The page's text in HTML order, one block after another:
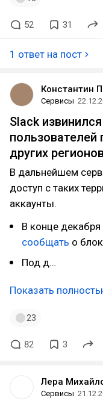
52 31
1 ответ на пост
Константин
Сервисы
Slack
других
В дальнейшем
доступ с таких
аккаунты.
В конце
сообщать о
Под д…
Показать
23
82 3
Лера
Сервисы